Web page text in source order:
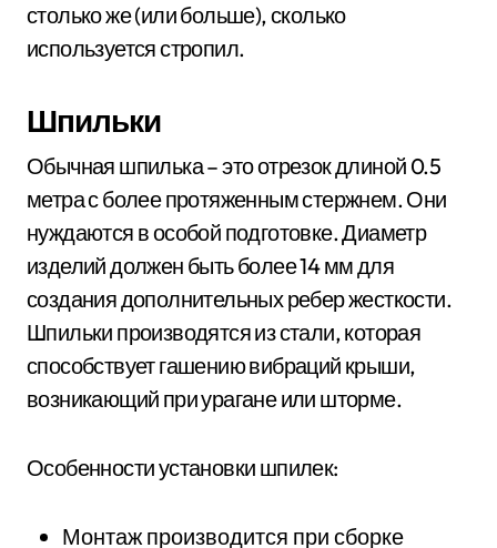
столько же (или больше), сколько
используется стропил.
Шпильки
Обычная шпилька – это отрезок длиной 0.5
метра с более протяженным стержнем. Они
нуждаются в особой подготовке. Диаметр
изделий должен быть более 14 мм для
создания дополнительных ребер жесткости.
Шпильки производятся из стали, которая
способствует гашению вибраций крыши,
возникающий при урагане или шторме.
Особенности установки шпилек:
Монтаж производится при сборке